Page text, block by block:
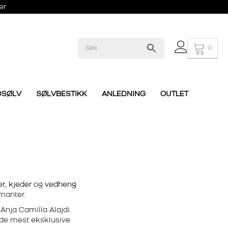
0
SØLVBESTIKK ANLEDNING OUTLET
, kjederog vedheng
Camilla Alajdi.
mest eksklusive